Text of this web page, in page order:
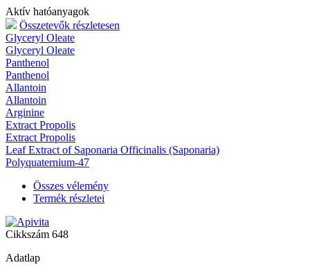
Aktív hatóanyagok
Összetevők részletesen
Glyceryl Oleate
Glyceryl Oleate
Panthenol
Panthenol
Allantoin
Allantoin
Arginine
Extract Propolis
Extract Propolis
Leaf Extract of Saponaria Officinalis (Saponaria)
Polyquaternium-47
Összes vélemény
Termék részletei
Cikkszám 648
Adatlap